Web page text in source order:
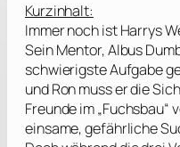
Kurzinhalt:
Immer noch ist Harrys
Sein Mentor, Albus
schwierigste Aufgabe
und Ron muss er die
Freunde im
einsame, gefährliche